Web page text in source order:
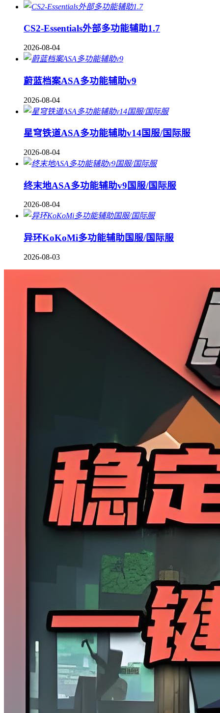
CS2-Essentials外部多功能辅助1.7
2026-08-04
蔚蓝档案ASA多功能辅助v9
2026-08-04
星穹铁道ASA多功能辅助v14国服/国际服
2026-08-04
终末地ASA多功能辅助v9国服/国际服
2026-08-04
异环KoKoMi多功能辅助国服/国际服
2026-08-03